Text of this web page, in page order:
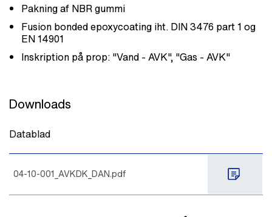
Pakning af NBR gummi
Fusion bonded epoxycoating iht. DIN 3476 part 1 og
EN 14901
Inskription på prop: "Vand - AVK", "Gas - AVK"
Downloads
Datablad
04-10-001_AVKDK_DAN.pdf